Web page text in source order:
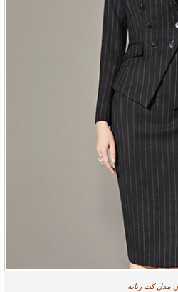
مدل کت زنانه